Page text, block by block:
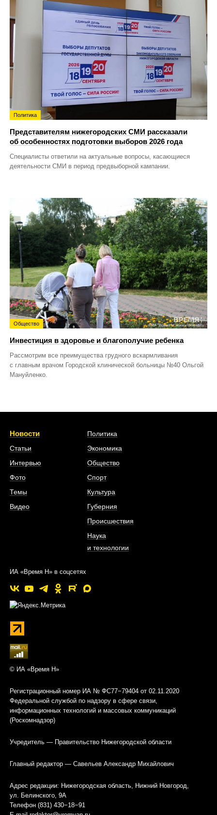
Политика
Представителям нижегородских СМИ рассказали
об особенностях подготовки выборов 2026 года
Специалисты ответили на актуальные вопросы, касающиеся
деятельности СМИ в период предвыборной кампании.
Общество
Инвестиция в здоровье и благополучие ребенка
Рассмотрим все преимущества грудного вскармливания
с главным врачом Городской клинической больницы №40 Ольгой
Мануйленко.
Новости
Статьи
Интервью
Фото
Темы
Видео
Политика
Экономика
Общество
Спорт
Культура
Губерния
Происшествия
Наука
и технологии
ИА «Время Н» в соцсетях
© ИА «Время Н»
Регистрационный номер ИА № ФС77−79404 от 02.11.2020
Федеральной службой по надзору в сфере связи,
информационных технологий и массовых коммуникаций
(Роскомнадзор)
Учредитель — Правительство Нижегородской области
Главный редактор — Савельев Александр Михайлович
Адрес редакции: Нижегородская область, Нижний Новгород,
ул. Белинского, 9А
Телефон (831) 430−18−91